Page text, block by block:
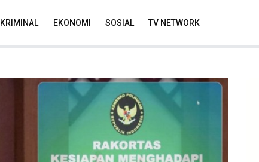
KRIMINAL EKONOMI SOSIAL TV NETWORK